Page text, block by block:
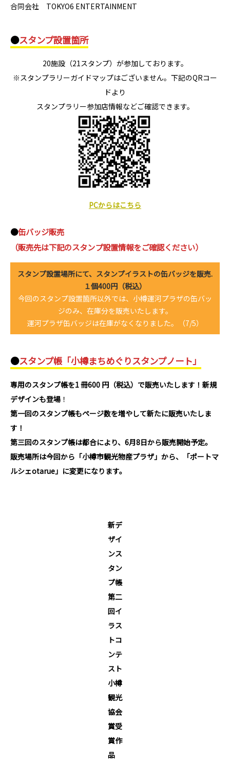
合同会社 TOKYO6 ENTERTAINMENT
●スタンプ設置箇所
20施設（21スタンプ）が参加しております。
※スタンプラリーガイドマップはございません。下記のQRコー
ドより
スタンプラリー参加店情報などご確認できます。
PCからはこちら
●缶バッジ販売
（販売先は下記のスタンプ設置情報をご確認ください）
スタンプ設置場所にて、スタンプイラストの缶バッジを販売.
１個400円（税込）
今回のスタンプ設置箇所以外では、小樽運河プラザの缶バッ
ジのみ、在庫分を販売いたします。
運河プラザ缶バッジは在庫がなくなりました。（7/5）
●スタンプ帳「小樽まちめぐりスタンプノート」
専用のスタンプ帳を1 冊600 円（税込）で販売いたします！新規
デザインも登場 ！
第一回のスタンプ帳もページ数を増やして新たに販売いたしま
す！
第三回のスタンプ帳は都合により、6月8日から販売開始予定。
販売場所は今回から「小樽市観光物産プラザ」から、「ポートマ
ルシェotarue」に変更になります。
新デ
ザイ
ンス
タン
プ帳
第二
回イ
ラス
トコ
ンテ
スト
小樽
観光
協会
賞受
賞作
品